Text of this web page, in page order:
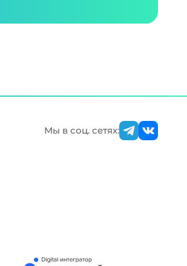
Мы в соц. сетях: